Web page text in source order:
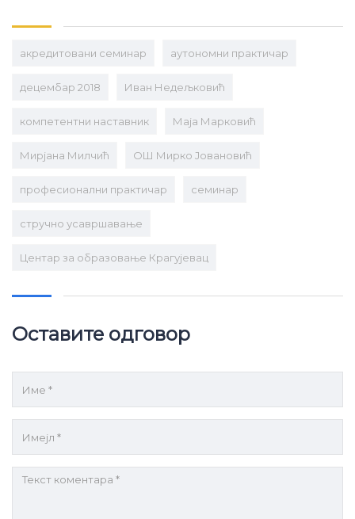
aкредитовани семинар аутономни практичар
децембар 2018 Иван Недељковић
компетентни наставник Маја Марковић
Мирјана Милчић ОШ Мирко Јовановић
професионални практичар семинар
стручно усавршавање
Центар за образовање Крагујевац
Оставите одговор